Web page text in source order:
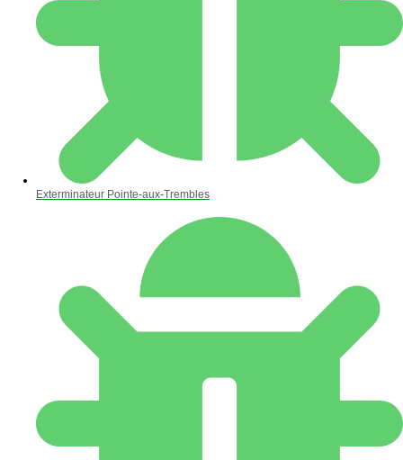
Exterminateur Pointe-aux-Trembles